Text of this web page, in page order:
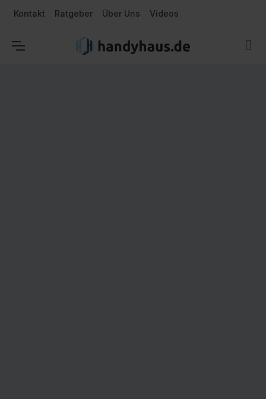
Kontakt Ratgeber Über Uns Videos